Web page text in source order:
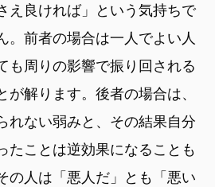
え良ければ」という気持ちで
。前者の場合は一人でよい人
も周りの影響で振り回される
が解ります。後者の場合は、
れない弱みと、その結果自分
たことは逆効果になることも
の人は「悪人だ」とも「悪い